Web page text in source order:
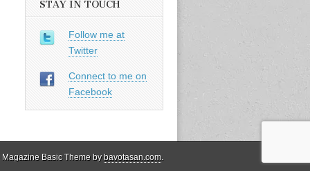
STAY IN TOUCH
Follow me at
Twitter
Connect to me on
Facebook
Magazine Basic Theme bybavotasan.com.